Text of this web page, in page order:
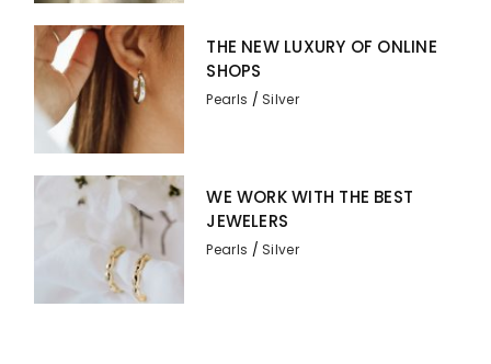
THE NEW LUXURY OF ONLINE
SHOPS
Pearls Silver
WE WORK WITH THE BEST
JEWELERS
Pearls Silver